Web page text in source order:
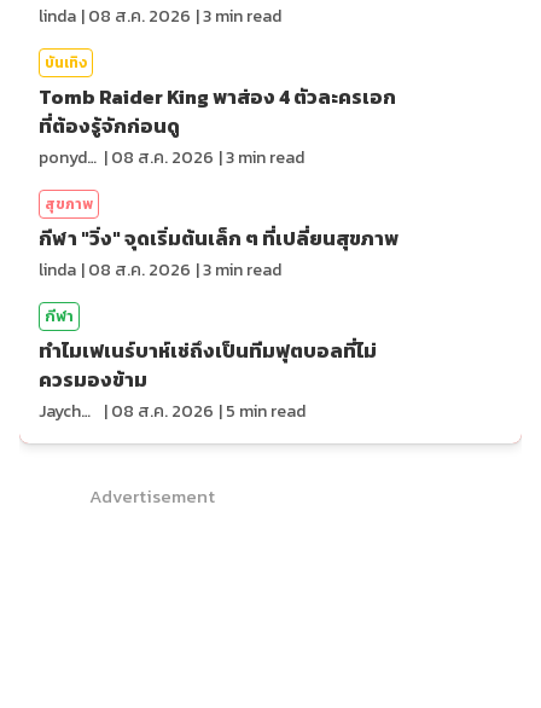
linda |08 ส.ค. 2026 |3min read
บันเทิง
Tomb Raider King พาส่อง 4 ตัวละครเอก
ที่ต้องรู้จักก่อนดู
ponydiary |08 ส.ค. 2026 |3min read
สุขภาพ
กีฬา "วิ่ง" จุดเริ่มต้นเล็ก ๆ ที่เปลี่ยนสุขภาพ
linda |08 ส.ค. 2026 |3min read
กีฬา
ทำไมเฟเนร์บาห์เช่ถึงเป็นทีมฟุตบอลที่ไม่
ควรมองข้าม
Jaychou |08 ส.ค. 2026 |5 min read
Advertisement